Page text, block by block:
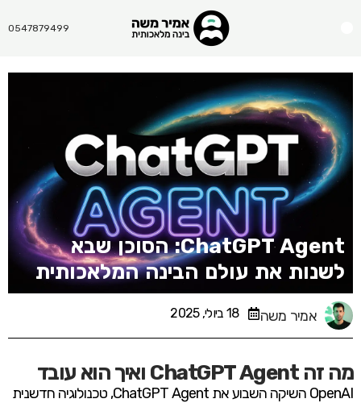
0547879499
ChatGPT Agent: הסוכן שבא
לשנות את עולם הבינה המלאכותית
אמיר משה 18 ביולי, 2025
מה זה ChatGPT Agent ואיך הוא עובד
OpenAI השיקה השבוע את ChatGPT Agent, טכנולוגיה חדשנית